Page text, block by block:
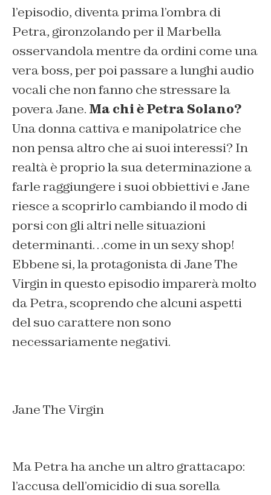
l’episodio, diventa prima l’ombra di
Petra, gironzolando per il Marbella
osservandola mentre da ordini come una
vera boss, per poi passare a lunghi audio
vocali che non fanno che stressare la
povera Jane. Ma chi è Petra Solano?
Una donna cattiva e manipolatrice che
non pensa altro che ai suoi interessi? In
realtà è proprio la sua determinazione a
farle raggiungere i suoi obbiettivi e Jane
riesce a scoprirlo cambiando il modo di
porsi con gli altri nelle situazioni
determinanti…come in un sexy shop!
Ebbene si, la protagonista di Jane The
Virgin in questo episodio imparerà molto
da Petra, scoprendo che alcuni aspetti
del suo carattere non sono
necessariamente negativi.
Jane The Virgin
Ma Petra ha anche un altro grattacapo:
l’accusa dell’omicidio di sua sorella